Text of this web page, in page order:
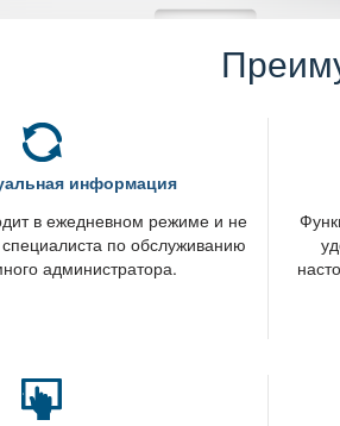
информация
в ежедневном режиме и не
специалиста по обслуживанию
администратора.